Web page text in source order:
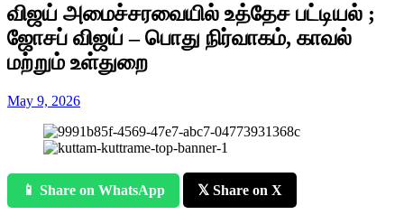
விஜய் அமைச்சரவையில் உத்தேச பட்டியல் ;
ஜோசப் விஜய் – பொது நிர்வாகம், காவல்
மற்றும் உள்துறை
May 9, 2026
📱 Share on WhatsApp 𝕏 Share on X